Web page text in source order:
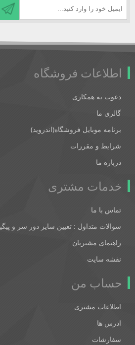
اطلاعات فروشگاه
دعوت به همکاری
گالری ما
برنامه موبایل فروشگاه(اندروید)
شرایط و مقررات
درباره ما
خدمات مشتری
تماس با ما
سوالات متداول : تعیین سایز دور سر و
راهنمای مشتریان
نقشه سایت
حساب من
اطلاعات مشتری
ادرس ها
سفارشات